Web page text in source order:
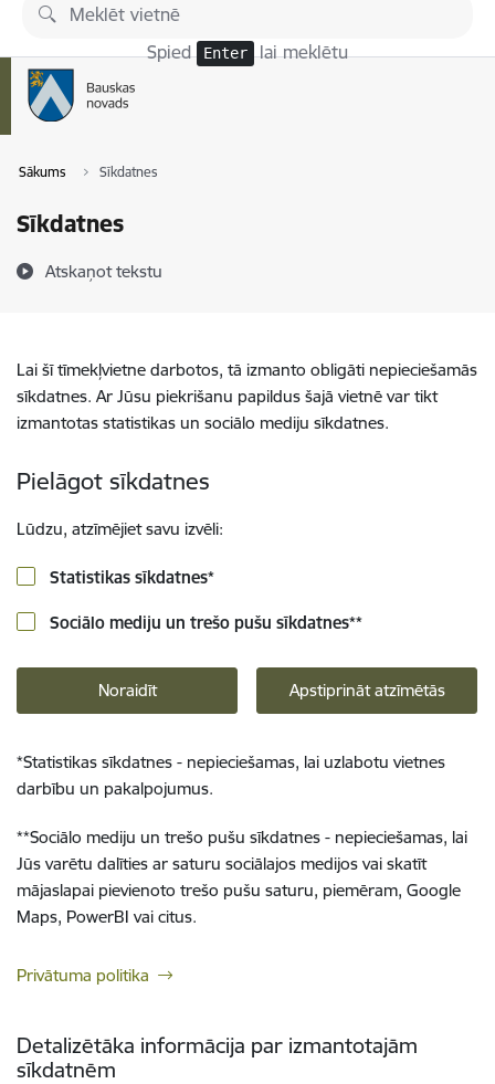
Pāriet uz lapas saturu
Spied Enter lai meklētu
Sākums Sīkdatnes
Sīkdatnes
Atskaņot tekstu
Lai šī tīmekļvietne darbotos, tā izmanto obligāti nepieciešamās
sīkdatnes. Ar Jūsu piekrišanu papildus šajā vietnē var tikt
izmantotas statistikas un sociālo mediju sīkdatnes.
Pielāgot sīkdatnes
Lūdzu, atzīmējiet savu izvēli:
Statistikas sīkdatnes*
Sociālo mediju un trešo pušu sīkdatnes**
Noraidīt Apstiprināt atzīmētās
*Statistikas sīkdatnes - nepieciešamas, lai uzlabotu vietnes
darbību un pakalpojumus.
**Sociālo mediju un trešo pušu sīkdatnes - nepieciešamas, lai
Jūs varētu dalīties ar saturu sociālajos medijos vai skatīt
mājaslapai pievienoto trešo pušu saturu, piemēram, Google
Maps, PowerBI vai citus.
Privātuma politika
Detalizētāka informācija par izmantotajām
sīkdatnēm